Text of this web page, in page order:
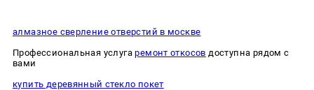
алмазное сверление отверстий в москве
Профессиональная услугаремонт откосов доступна рядом с
вами
купить деревянный стекло покет